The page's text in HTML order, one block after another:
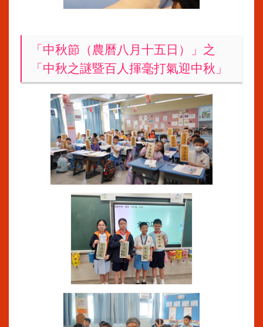
「中秋節（農曆八月十五日）」之
「中秋之謎暨百人揮毫打氣迎中秋」